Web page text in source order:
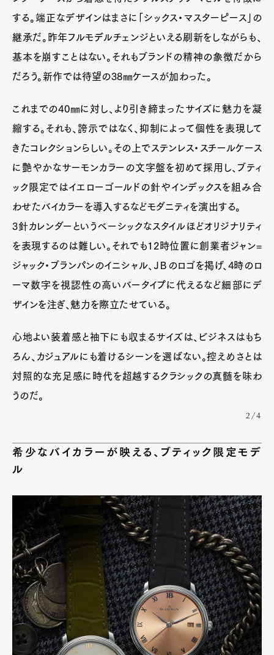
Official Columnist
About
Pen international Pen tw
する。端正なデザインはまさに「シックス・マスターピース」の
継承だ。昨年フルモデルチェンジといえる刷新をしながらも、
基本を崩すことはない。それもブランドの精神の象徴だから
だろう。新作では待望の38㎜ケースが加わった。
これまでの40㎜に対し、より引き締まったサイズに魅力を凝
縮する。それも、誇示ではなく、抑制によって個性を表現して
きたコレクションらしい。その上でステンレス・スチールケース
に艶やかなサーモンカラーの文字盤を初めて採用し、ブティ
ック限定ではイエローゴールドの針やインデックスを組み合
わせたバイカラーを導入するなどモダニティを演出する。
3針カレンダーというベーシックなスタイルほどオリジナリティ
を表現するのは難しい。それでも12時位置に創業者ジャン=
ジャック・ブランパンのイニシャル、ＪＢのロゴを掲げ、4時のロ
ーマ数字を視認性の高いバータイプに代えるなど細部にデ
ザインを注ぎ、魅力を際立たせている。
心地よい装着感と袖下にも収まるサイズは、ビジネスはもち
ろん、カジュアルにも着けるシーンを選ばない。控えめさとは
対照的な充足感に時代を超越するクラシックの真髄を味わ
うのだ。
2/4
希少なバイカラーが映える、ブティック限定モデ
ル